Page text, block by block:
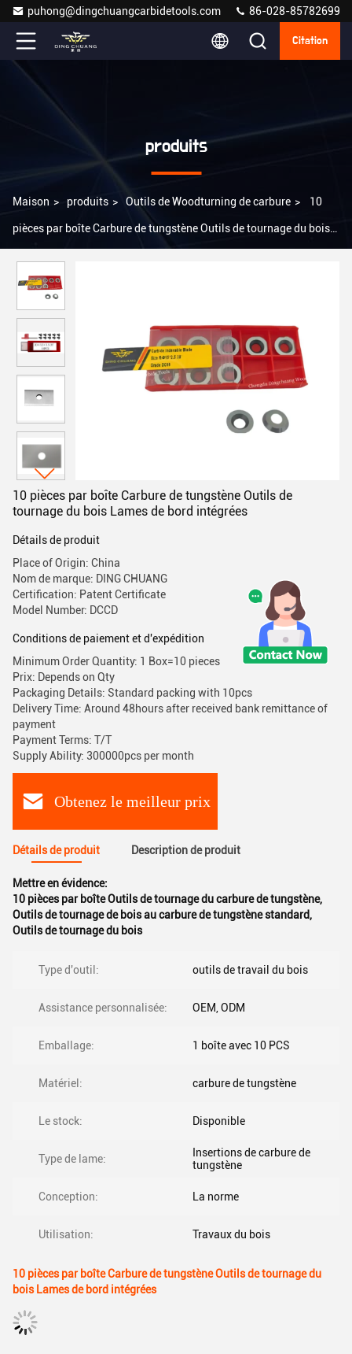
puhong@dingchuangcarbidetools.com 86-028-85782699
Citation
produits
Maison > produits > Outils de Woodturning de carbure > 10
pièces par boîte Carbure de tungstène Outils de tournage du bois
10 pièces par boîte Carbure de tungstène Outils de
tournage du bois Lames de bord intégrées
Détails de produit
Place of Origin: China
Nom de marque: DING CHUANG
Certification: Patent Certificate
Model Number: DCCD
Conditions de paiement et d'expédition
Minimum Order Quantity: 1 Box=10 pieces
Prix: Depends on Qty
Packaging Details: Standard packing with 10pcs
Delivery Time: Around 48hours after received bank remittance of
payment
Payment Terms: T/T
Supply Ability: 300000pcs per month
Obtenez le meilleur prix
Détails de produit Description de produit
Mettre en évidence:
10 pièces par boîte Outils de tournage du carbure de tungstène,
Outils de tournage de bois au carbure de tungstène standard,
Outils de tournage du bois
Type d'outil: outils de travail du bois
Assistance personnalisée: OEM, ODM
Emballage: 1 boîte avec 10 PCS
Matériel: carbure de tungstène
Le stock: Disponible
Type de lame:
Insertions de carbure de
tungstène
Conception: La norme
Utilisation: Travaux du bois
10 pièces par boîte Carbure de tungstène Outils de tournage du
bois Lames de bord intégrées